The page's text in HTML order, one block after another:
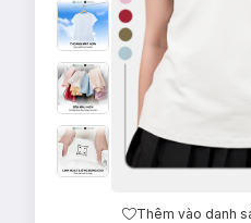
Thêm vào danh